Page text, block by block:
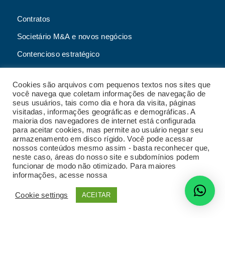
Contratos
Societário M&A e novos negócios
Contencioso estratégico
Advogado online
Planos de assessoria mensal
2023 Malgueiro Campos Zardo Advocacia |
Termos e condições de uso do site|Política de
privacidade|Código de conduta
Política de
Política de
gestão de crises e continuidade de negócios
|
Desenvolvido porRadar do Marketing
Cookies são arquivos com pequenos textos nos sites que
você navega que coletam informações de navegação de
seus usuários, tais como dia e hora da visita, páginas
visitadas, informações geográficas e demográficas. A
maioria dos navegadores de internet está configurada
para aceitar cookies, mas permite ao usuário negar seu
armazenamento em disco rígido. Você pode acessar
nossos conteúdos mesmo assim - basta reconhecer que,
neste caso, áreas do nosso site e subdomínios podem
funcionar de modo não otimizado. Para maiores
informações, acesse nossa
Cookie settings ACEITAR